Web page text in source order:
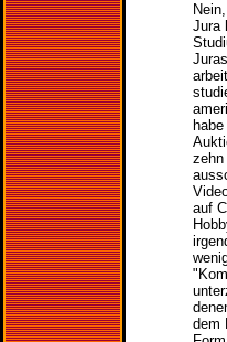
Jura
auf
dem